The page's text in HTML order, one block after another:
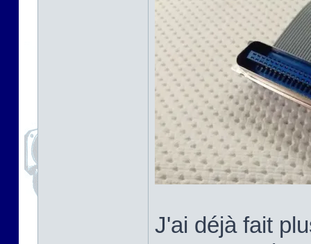
J'ai déjà fait